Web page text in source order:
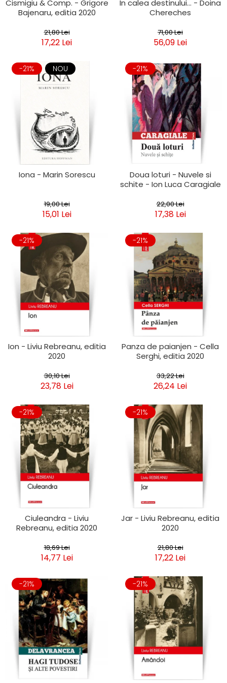
Cismigiu & Comp. - Grigore
Bajenaru, editia 2020
21,80 Lei
17,22 Lei
In calea destinului... - Doina
Chereches
71,00 Lei
56,09 Lei
-21% NOU
Iona - Marin Sorescu
19,00 Lei
15,01 Lei
-21%
Doua loturi - Nuvele si
schite - Ion Luca Caragiale
22,00 Lei
17,38 Lei
-21%
Ion - Liviu Rebreanu, editia
2020
30,10 Lei
23,78 Lei
-21%
Panza de paianjen - Cella
Serghi, editia 2020
33,22 Lei
26,24 Lei
-21%
Ciuleandra - Liviu
Rebreanu, editia 2020
18,69 Lei
14,77 Lei
-21%
Jar - Liviu Rebreanu, editia
2020
21,80 Lei
17,22 Lei
-21% -21%